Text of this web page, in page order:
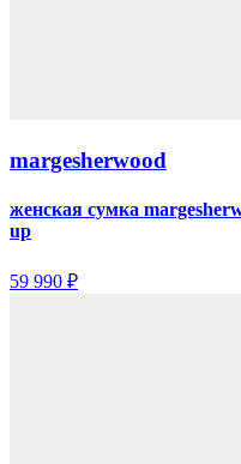
margesherwood
женская сумка
up
59 990 ₽